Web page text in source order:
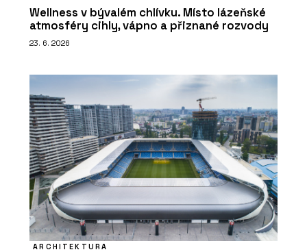
Wellness v bývalém chlívku. Místo lázeňské
atmosféry cihly, vápno a přiznané rozvody
23. 6. 2026
ARCHITEKTURA